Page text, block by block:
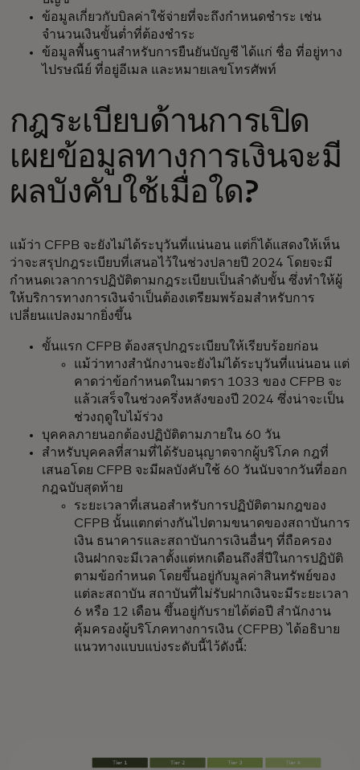
ข้อมูลเกี่ยวกับบิลค่าใช้จ่ายที่จะถึงกำหนดชำระ เช่น
จำนวนเงินขั้นต่ำที่ต้องชำระ
ข้อมูลพื้นฐานสำหรับการยืนยันบัญชี ได้แก่ ชื่อ ที่อยู่ทาง
ไปรษณีย์ ที่อยู่อีเมล และหมายเลขโทรศัพท์
กฎระเบียบด้านการเปิด
เผยข้อมูลทางการเงินจะมี
ผลบังคับใช้เมื่อใด?
แม้ว่า CFPB จะยังไม่ได้ระบุวันที่แน่นอน แต่ก็ได้แสดงให้เห็น
ว่าจะสรุปกฎระเบียบที่เสนอไว้ในช่วงปลายปี 2024 โดยจะมี
กำหนดเวลาการปฏิบัติตามกฎระเบียบเป็นลำดับขั้น ซึ่งทำให้ผู้
ให้บริการทางการเงินจำเป็นต้องเตรียมพร้อมสำหรับการ
เปลี่ยนแปลงมากยิ่งขึ้น
ขั้นแรก CFPB ต้องสรุปกฎระเบียบให้เรียบร้อยก่อน
แม้ว่าทางสำนักงานจะยังไม่ได้ระบุวันที่แน่นอน แต่
คาดว่าข้อกำหนดในมาตรา 1033 ของ CFPB จะ
แล้วเสร็จในช่วงครึ่งหลังของปี 2024 ซึ่งน่าจะเป็น
ช่วงฤดูใบไม้ร่วง
บุคคลภายนอกต้องปฏิบัติตามภายใน 60 วัน
สำหรับบุคคลที่สามที่ได้รับอนุญาตจากผู้บริโภค กฎที่
เสนอโดย CFPB จะมีผลบังคับใช้ 60 วันนับจากวันที่ออก
กฎฉบับสุดท้าย
ระยะเวลาที่เสนอสำหรับการปฏิบัติตามกฎของ
CFPB นั้นแตกต่างกันไปตามขนาดของสถาบันการ
เงิน ธนาคารและสถาบันการเงินอื่นๆ ที่ถือครอง
เงินฝากจะมีเวลาตั้งแต่หกเดือนถึงสี่ปีในการปฏิบัติ
ตามข้อกำหนด โดยขึ้นอยู่กับมูลค่าสินทรัพย์ของ
แต่ละสถาบัน สถาบันที่ไม่รับฝากเงินจะมีระยะเวลา
6 หรือ 12 เดือน ขึ้นอยู่กับรายได้ต่อปี สำนักงาน
คุ้มครองผู้บริโภคทางการเงิน (CFPB) ได้อธิบาย
แนวทางแบบแบ่งระดับนี้ไว้ดังนี้: